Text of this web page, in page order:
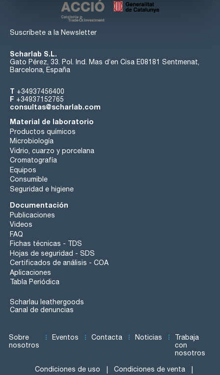
Suscríbete a la Newsletter
Scharlab S.L.
Gato Pérez, 33. Pol. Ind. Mas d’en Cisa E08181 Sentmenat,
Barcelona, España
T +34937456400
F +34937152765
consultas@scharlab.com
Material de laboratorio
Productos químicos
Microbiología
Vidrio, cuarzo y porcelana
Cromatografía
Equipos
Consumible
Seguridad e higiene
Documentación
Publicaciones
Videos
FAQ
Fichas técnicas - TDS
Hojas de seguridad - SDS
Certificados de análisis - COA
Aplicaciones
Tabla Periódica
Scharlau leathergoods
Canal de denuncias
Sobre
nosotros
Eventos Contacta Noticias
Trabaja
con
nosotros
Condiciones de uso Condiciones de venta